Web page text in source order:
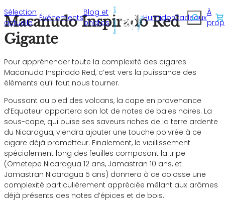
Sélection
actuelle
Événements
Blog et
photos
HumidorCadeaux
À
Macanudo Inspirado Red
Gigante
Pour appréhender toute la complexité des cigares
Macanudo Inspirado Red, c’est vers la puissance des
éléments qu’il faut nous tourner.
Poussant au pied des volcans, la cape en provenance
d’Equateur apportera son lot de notes de baies noires. La
sous-cape, qui puise ses saveurs riches de la terre ardente
du Nicaragua, viendra ajouter une touche poivrée à ce
cigare déjà prometteur. Finalement, le vieillissement
spécialement long des feuilles composant la tripe
(Ometepe Nicaragua 12 ans, Jamastran 10 ans, et
Jamastran Nicaragua 5 ans) donnera à ce colosse une
complexité particulièrement appréciée mêlant aux arômes
déjà présents des notes d’épices et de bois.